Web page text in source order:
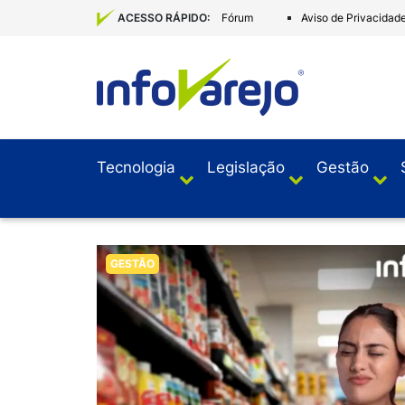
ACESSO RÁPIDO: Fórum Aviso de
Tecnologia Legislação Gestão
GESTÃO